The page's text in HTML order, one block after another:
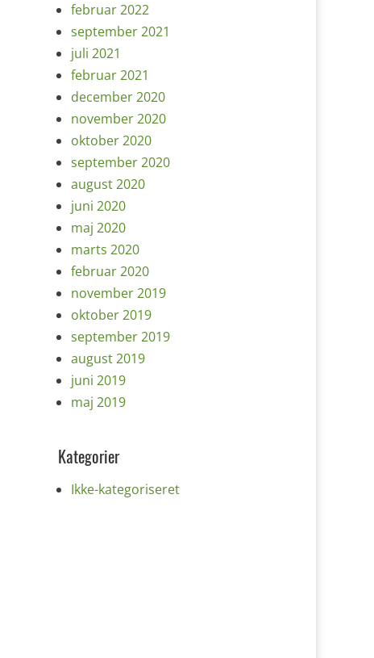
februar 2022
september 2021
juli 2021
februar 2021
december 2020
november 2020
oktober 2020
september 2020
august 2020
juni 2020
maj 2020
marts 2020
februar 2020
november 2019
oktober 2019
september 2019
august 2019
juni 2019
maj 2019
Kategorier
Ikke-kategoriseret